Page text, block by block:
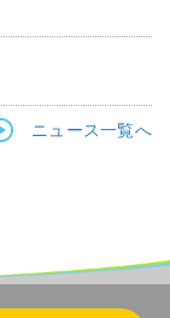
ニュース一覧へ